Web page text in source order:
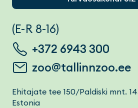
(E-R 8-16)
+372 6943 300
zoo@tallinnzoo.ee
Ehitajate tee 150/Paldiski mnt.
Estonia